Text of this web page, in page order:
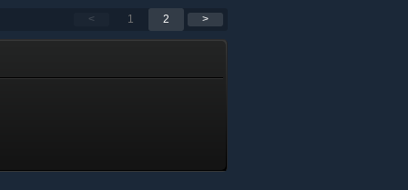
< 1 2 >